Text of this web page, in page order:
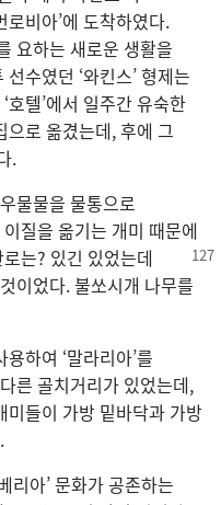
로비아’에 도착하였다.
요하는 새로운 생활을
수였던 ‘와킨스’ 형제는
텔’에서 일주간 유숙한
로 옮겼는데, 후에 그
.
물물을 물통으로
질을 옮기는 개미 때문에
는? 있긴 있었는데
이었다. 불쏘시개 나무를
하여 ‘말라리아’를
른 골치거리가 있었는데,
미들이 가방 밑바닥과 가방
리아’ 문화가 공존하는